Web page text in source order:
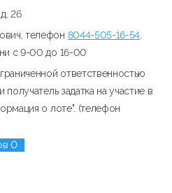
26
телефон 8044-505-16-54
с 9-00 до 16-00
ответственностью
задатка на участие в
о лоте". (телефон
0